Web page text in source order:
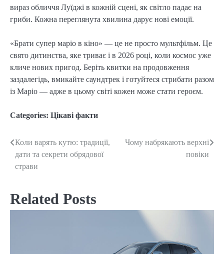
вираз обличчя Луїджі в кожній сцені, як світло падає на
гриби. Кожна переглянута хвилина дарує нові емоції.
«Брати супер маріо в кіно» — це не просто мультфільм. Це
свято дитинства, яке триває і в 2026 році, коли космос уже
кличе нових пригод. Беріть квитки на продовження
заздалегідь, вмикайте саундтрек і готуйтеся стрибати разом
із Маріо — адже в цьому світі кожен може стати героєм.
Categories: Цікаві факти
Post
navigation
Коли варять кутю: традиції,
дати та секрети обрядової
страви
Чому набрякають верхні
повіки
Related Posts